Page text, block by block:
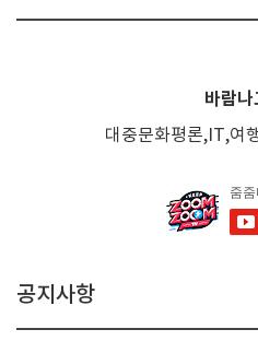
바람나
대중문화평론,IT,여
공지사항